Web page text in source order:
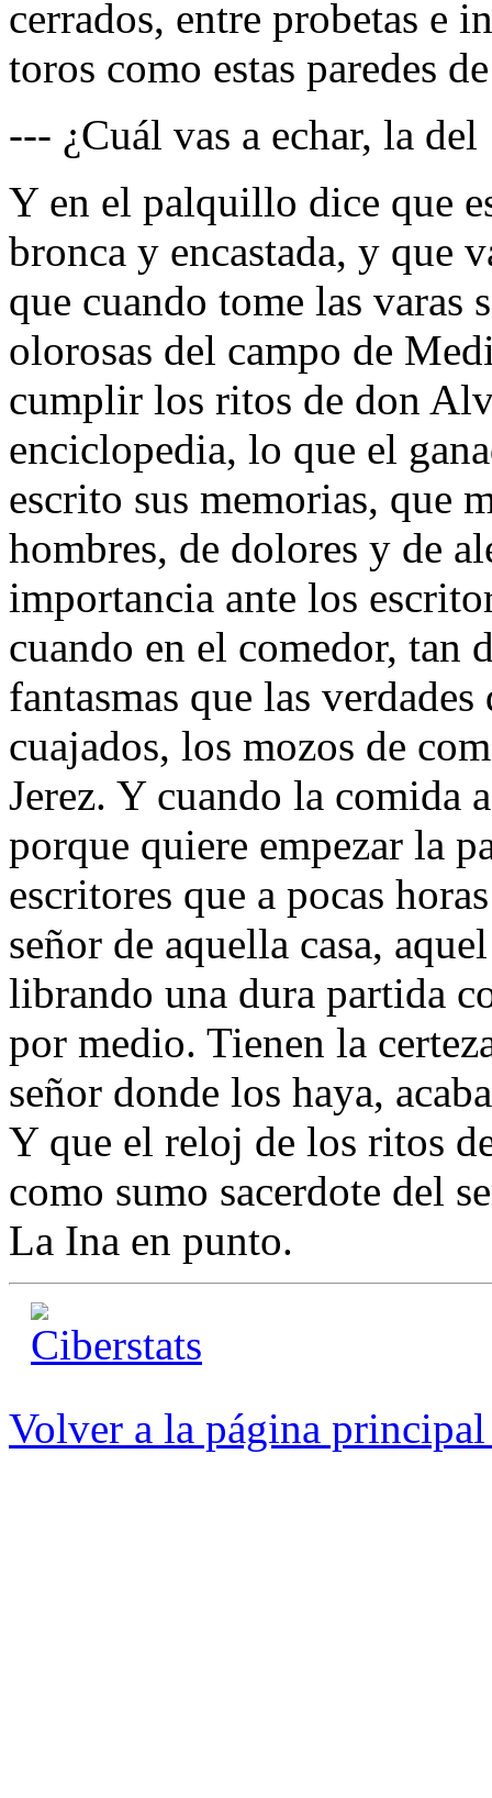
cerrados, entre probetas e
toros como estas paredes
--- ¿Cuál vas a echar, la del
Y en el palquillo dice que
bronca y encastada, y que
que cuando tome las varas
olorosas del campo de
cumplir los ritos de don
enciclopedia, lo que el
escrito sus memorias, que
hombres, de dolores y de
importancia ante los
cuando en el comedor, tan
fantasmas que las
cuajados, los mozos de
Jerez. Y cuando la comida
porque quiere empezar la
escritores que a pocas
señor de aquella casa,
librando una dura partida
por medio. Tienen la
señor donde los haya,
Y que el reloj de los ritos
como sumo sacerdote del
La Ina en punto.
Volver a la página